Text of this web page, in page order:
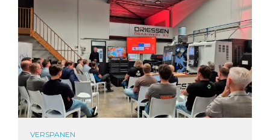
VERSPANEN